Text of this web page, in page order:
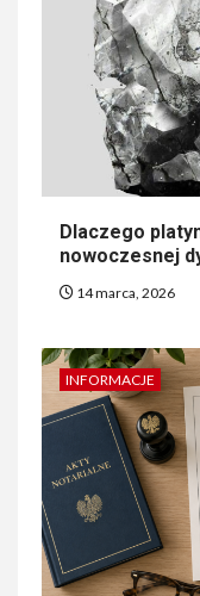
Dlaczego
nowoczesnej
14 marca, 2026
INFORMACJE